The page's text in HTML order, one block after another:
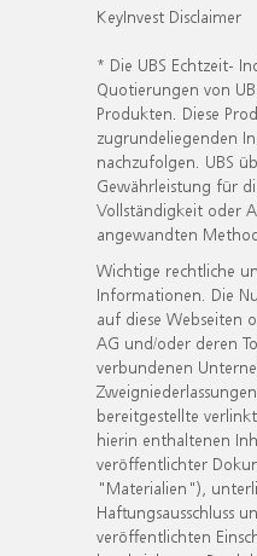
KeyInvest Disclaimer
* Die UBS Echtzeit-
Quotierungen von
Produkten. Diese
zugrundeliegenden
nachzufolgen. UBS
Gewährleistung für
Vollständigkeit oder
angewandten
Wichtige rechtliche
Informationen. Die
auf diese Webseiten
AG und/oder deren
verbundenen
bereitgestellte
hierin enthaltenen
veröffentlichter
"Materialien"),
Haftungsausschluss
veröffentlichten